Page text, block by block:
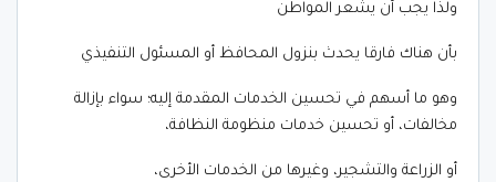
ولذا يجب أن يشعر المواطن
بأن هناك فارقا يحدث بنزول المحافظ أو المسئول التنفيذي
وهو ما أسهم في تحسين الخدمات المقدمة إليه؛ سواء بإزالة
مخالفات، أو تحسين خدمات منظومة النظافة،
أو الزراعة والتشجير، وغيرها من الخدمات الأخرى،